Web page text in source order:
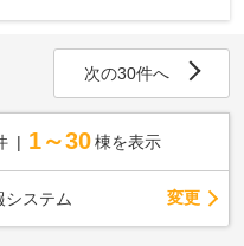
次の30件へ
1～30 棟を表示
システム 変更